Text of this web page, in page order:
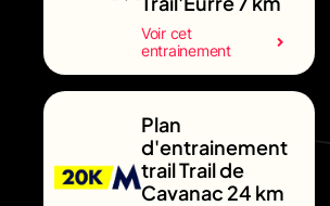
Voir cet
entrainement
Plan
d'entrainement
trail Trail de
Cavanac 24 km